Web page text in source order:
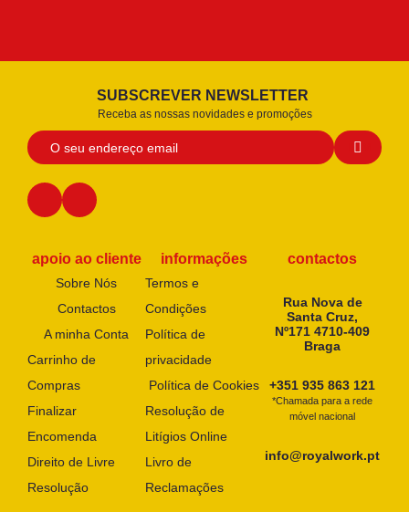
SUBSCREVER NEWSLETTER
Receba as nossas novidades e promoções
apoio ao cliente
Sobre Nós
Contactos
A minha Conta
Carrinho de
Compras
Finalizar
Encomenda
Direito de Livre
Resolução
informações
Termos e
Condições
Política de
privacidade
Política de Cookies
Resolução de
Litígios Online
Livro de
Reclamações
contactos
Rua Nova de
Santa Cruz,
Nº171 4710-409
Braga
+351 935 863 121
*Chamada para a rede
móvel nacional
info@royalwork.pt